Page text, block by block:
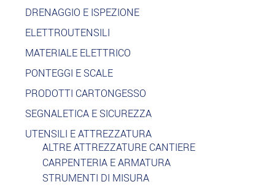
DRENAGGIO E ISPEZIONE
ELETTROUTENSILI
MATERIALE ELETTRICO
PONTEGGI E SCALE
PRODOTTI CARTONGESSO
SEGNALETICA E SICUREZZA
UTENSILI E ATTREZZATURA
ALTRE ATTREZZATURE CANTIERE
CARPENTERIA E ARMATURA
STRUMENTI DI MISURA